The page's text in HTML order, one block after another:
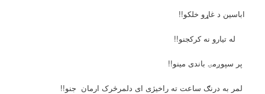
اباسین د غاړو خلکو!!
له تیارو نه کرکجنو!!
پر سپوږمۍ باندی مینو!!
لمر به درنګ ساعت ته راخیژی ای دلمرڅرک ارمان جنو!!